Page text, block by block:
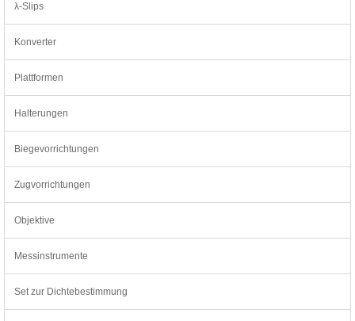
λ-Slips
Konverter
Plattformen
Halterungen
Biegevorrichtungen
Zugvorrichtungen
Objektive
Messinstrumente
Set zur Dichtebestimmung